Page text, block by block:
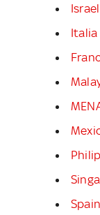
Israel
Italia
Spain